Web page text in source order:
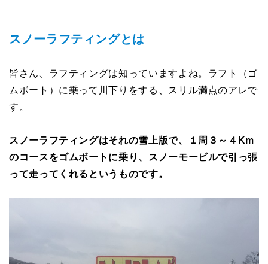
スノーラフティングとは
皆さん、ラフティングは知っていますよね。ラフト（ゴ
ムボート）に乗って川下りをする、スリル満点のアレで
す。
スノーラフティングはそれの雪上版で、１周３～４Km
のコースをゴムボートに乗り、スノーモービルで引っ張
って走ってくれるというものです。